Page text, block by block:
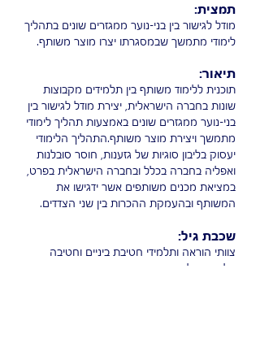
מודל לגישור בין בני-נוער ממגזרים שונים בתהליך
לימודי מתמשך שבמסגרתו יצרו מוצר משותף.
תוכנית ללימוד משותף בין תלמידים מקבוצות
שונות בחברה הישראלית, יצירת מודל לגישור בין
בני-נוער ממגזרים שונים באמצעות תהליך לימודי
מתמשך ויצירת מוצר משותף.התהליך הלימודי
יעסוק בליבון סוגיות של גזענות, חוסר סובלנות
ואפליה בחברה בכלל ובחברה הישראלית בפרט,
במציאת מכנים משותפים אשר ידגישו את
המשותף ובהעמקת ההכרות בין שני הצדדים.
תמצית:
תיאור:
צוותי הוראה ותלמידי חטיבת ביניים וחטיבה
עליונה בכל המגזרים ובסוגי הפיקוח השונים
שכבת גיל: